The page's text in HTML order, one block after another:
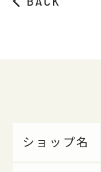
ショップ名